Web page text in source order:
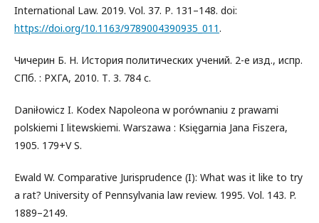
International Law. 2019. Vol. 37. Р. 131–148. doi:
https://doi.org/10.1163/9789004390935_011.
Чичерин Б. Н. История политических учений. 2-е изд., испр.
СПб. : РХГА, 2010. Т. 3. 784 с.
Daniłowicz I. Kodex Napoleona w porównaniu z prawami
polskiemi I litewskiemi. Warszawa : Księgarnia Jana Fiszera,
1905. 179+V S.
Ewald W. Comparative Jurisprudence (I): What was it like to try
a rat? University of Pennsylvania law review. 1995. Vol. 143. P.
1889–2149.